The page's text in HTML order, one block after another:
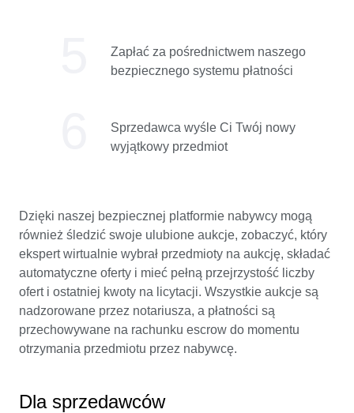
Zapłać za pośrednictwem naszego
bezpiecznego systemu płatności
Sprzedawca wyśle ​​Ci Twój nowy
wyjątkowy przedmiot
Dzięki naszej bezpiecznej platformie nabywcy mogą
również śledzić swoje ulubione aukcje, zobaczyć, który
ekspert wirtualnie wybrał przedmioty na aukcję, składać
automatyczne oferty i mieć pełną przejrzystość liczby
ofert i ostatniej kwoty na licytacji. Wszystkie aukcje są
nadzorowane przez notariusza, a płatności są
przechowywane na rachunku escrow do momentu
otrzymania przedmiotu przez nabywcę.
Dla sprzedawców